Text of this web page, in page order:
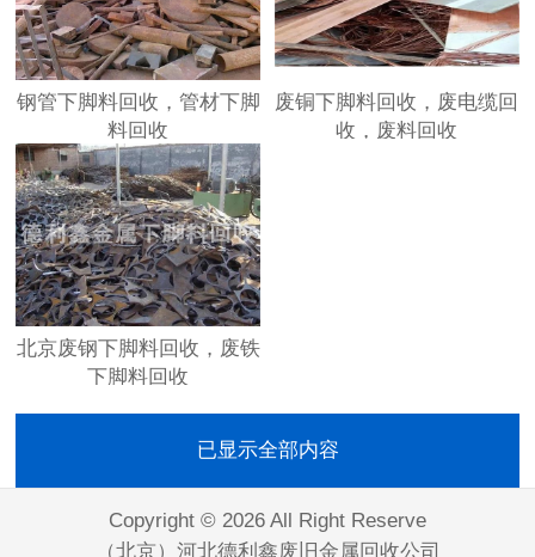
钢管下脚料回收，管材下脚
料回收
废铜下脚料回收，废电缆回
收，废料回收
北京废钢下脚料回收，废铁
下脚料回收
已显示全部内容
Copyright © 2026 All Right Reserve
（北京）河北德利鑫废旧金属回收公司